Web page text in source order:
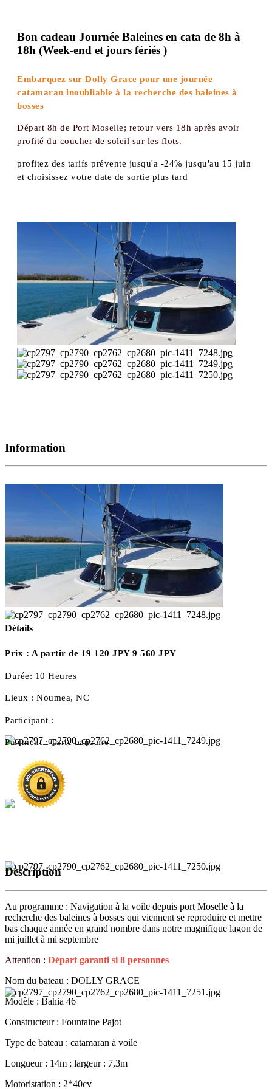
Bon cadeau Journée Baleines en cata de 8h à
18h (Week-end et jours fériés )
Embarquez sur Dolly Grace pour une journée
catamaran inoubliable à la recherche des baleines à
bosses
Départ 8h de Port Moselle; retour vers 18h après avoir
profité du coucher de soleil sur les flots.
profitez des tarifs prévente jusqu'a -24% jusqu'au 15 juin
et choisissez votre date de sortie plus tard
Information
Détails
Prix : A partir de19 120 JPY9 560 JPY
Durée: 10 Heures
Lieux : Noumea, NC
Participant :
Paiement :Carte bancaire
Description
Au programme : Navigation à la voile depuis port Moselle à la
recherche des baleines à bosses qui viennent se reproduire et mettre
bas chaque année en grand nombre dans notre magnifique lagon de
mi juillet à mi septembre
Attention : Départ garanti si 8 personnes
Nom du bateau : DOLLY GRACE
Modèle : Bahia 46
Constructeur : Fountaine Pajot
Type de bateau : catamaran à voile
Longueur : 14m ; largeur : 7,3m
Motoristation : 2*40cv